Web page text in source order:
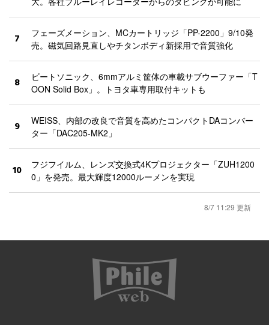
7
フェーズメーション、MCカートリッジ「PP-2200」9/10発
売。磁気回路見直しやチタンボディ新採用で音質強化
8
ビートソニック、6mmアルミ筐体の車載サブウーファー「T
OON Solid Box」。トヨタ車専用取付キットも
9
WEISS、内部の改良で音質を高めたコンパクトDAコンバー
ター「DAC205-MK2」
10
フジフイルム、レンズ交換式4Kプロジェクター「ZUH1200
0」を発売。最大輝度12000ルーメンを実現
8/7 11:29 更新